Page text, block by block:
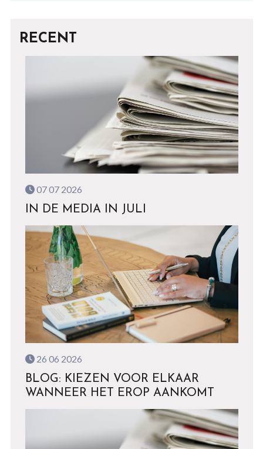
RECENT
07 07 2026
IN DE MEDIA IN JULI
26 06 2026
BLOG: KIEZEN VOOR ELKAAR
WANNEER HET EROP AANKOMT